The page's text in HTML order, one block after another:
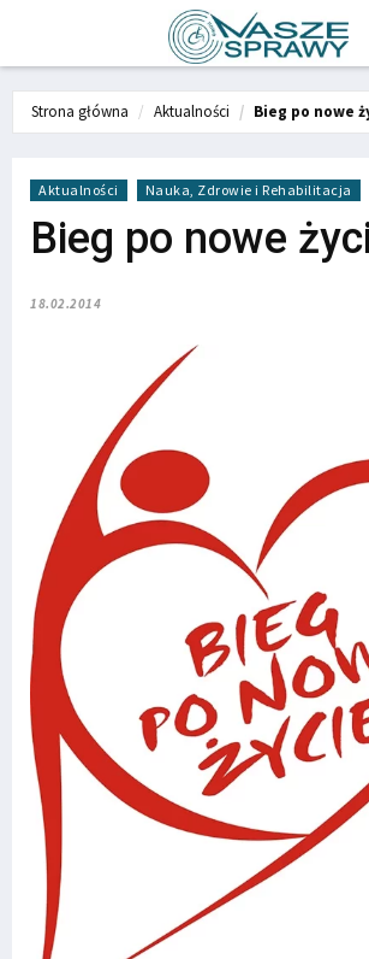
Strona główna Aktualności Bieg po nowe
Aktualności Nauka, Zdrowie i Rehabilitacja
Bieg po nowe
18.02.2014